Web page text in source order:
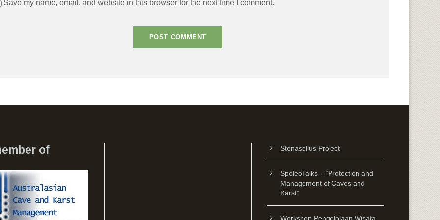
Save my name, email, and website in this browser for the next time I comment.
of Stenasellus Project
SpeleoTalks – “Protection and
Management of Caves and
Karst”
Workshop Pengelolaan Wisata